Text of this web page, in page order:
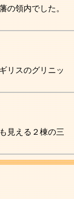
の領内でした。
リスのグリニッ
見える２棟の三